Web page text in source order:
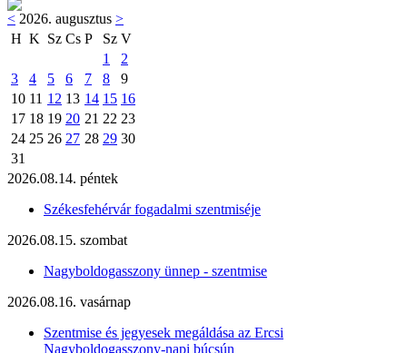
< 2026. augusztus >
H K Sz Cs P Sz V
1
2
3
4 5 6 7 8
9
10 11 12 13 14 15 16
17 18 19 20 21 22 23
24 25 26 27 28 29 30
31
2026.08.14. péntek
Székesfehérvár fogadalmi szentmiséje
2026.08.15. szombat
Nagyboldogasszony ünnep - szentmise
2026.08.16. vasárnap
Szentmise és jegyesek megáldása az Ercsi
Nagyboldogasszony-napi búcsún